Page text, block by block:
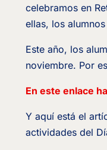
celebramos en
ellas, los
Este año, los
noviembre. Por
En este enlace
Y aquí está el
actividades del